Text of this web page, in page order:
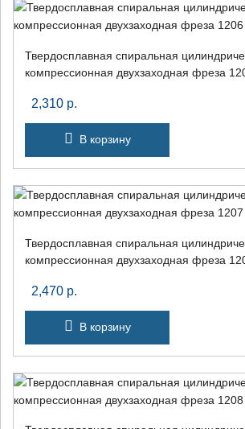
Твердосплавная спиральная
компрессионная двухзаходная фреза 1206 / 1236
2,310 р.
В корзину
Твердосплавная спиральная
компрессионная двухзаходная фреза 1207 / 1237
2,470 р.
В корзину